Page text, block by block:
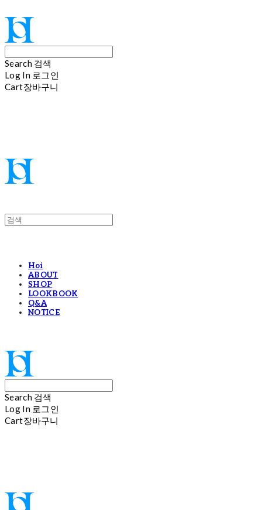
Search 검색
Log In 로그인
Cart장바구니
Hoi
ABOUT
SHOP
LOOKBOOK
Q&A
NOTICE
Search 검색
Log In 로그인
Cart장바구니